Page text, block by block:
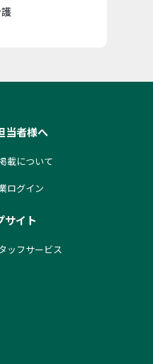
当者様へ
載について
ログイン
サイト
ッフサービス